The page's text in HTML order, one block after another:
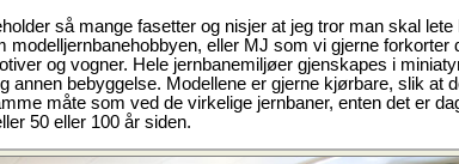
så mange fasetter og nisjer at jeg tror man skal lete
eller MJ som vi gjerne forkorter
og vogner. Hele jernbanemiljøer gjenskapes i
bebyggelse. Modellene er gjerne kjørbare, slik at
måte som ved de virkelige jernbaner, enten det er
50 eller 100 år siden.